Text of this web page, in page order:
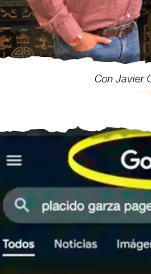
Con Javier